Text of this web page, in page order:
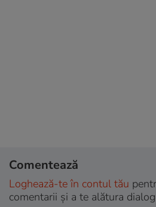
Comentează
Loghează-te în contul tău
comentarii și a te alătura